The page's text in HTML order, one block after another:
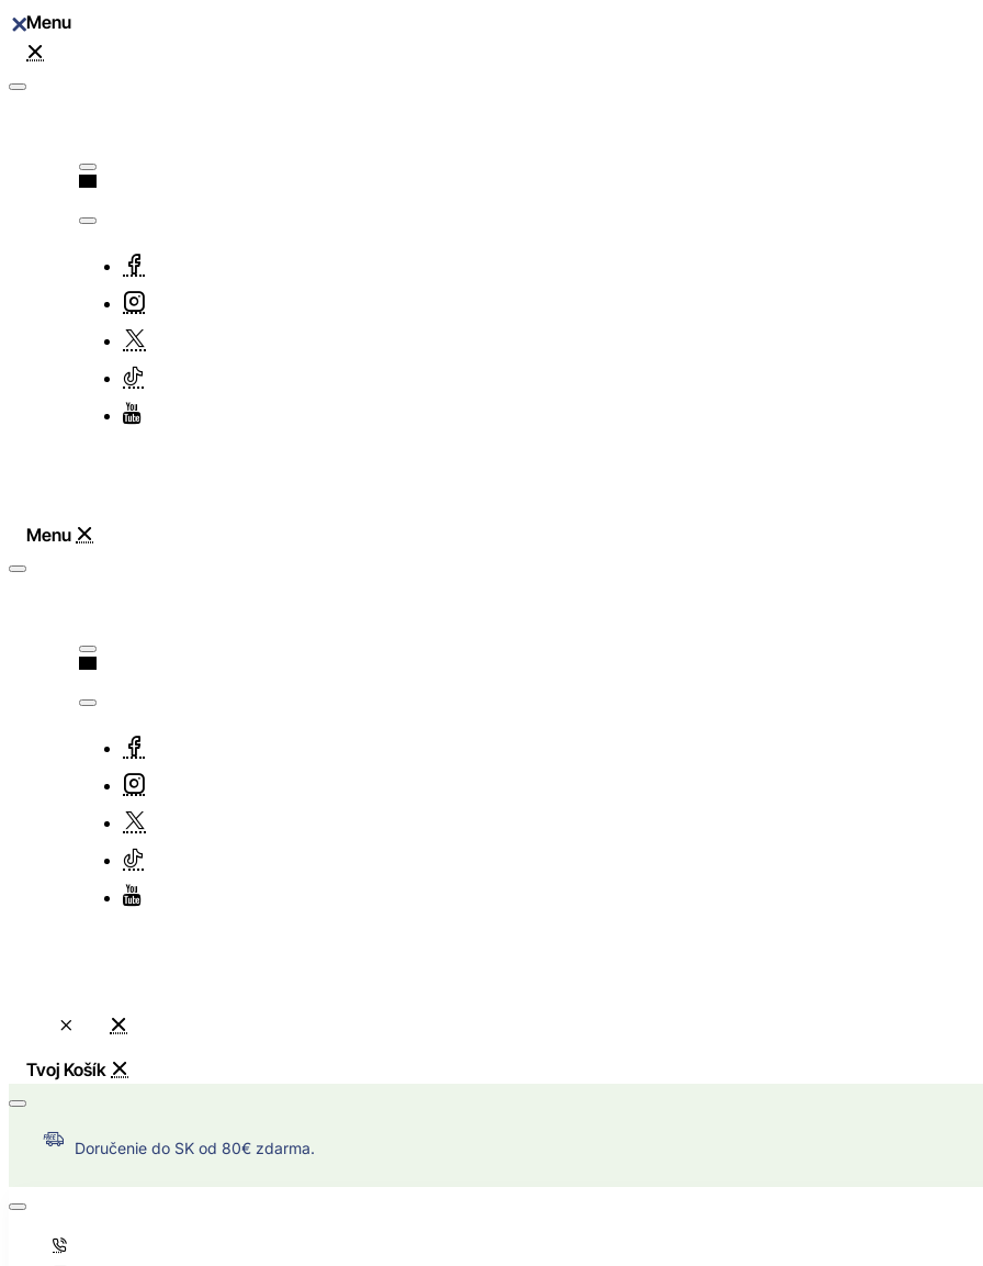
Doručenie do SK od 80€ zdarma.